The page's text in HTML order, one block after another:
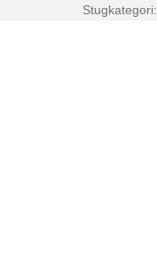
Stugkategori: